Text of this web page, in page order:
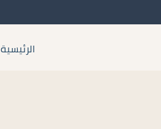
الرئيسية